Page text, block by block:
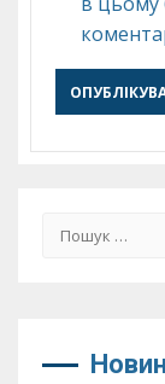
Пошук: